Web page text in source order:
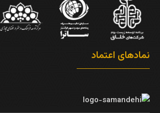
نمادهای اعتماد